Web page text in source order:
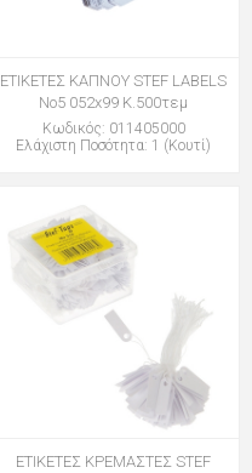
ΕΤΙΚΕΤΕΣ ΚΑΠΝΟΥ STEF LABELS
Νο5 052x99 Κ.500τεμ
Κωδικός: 011405000
Ελάχιστη Ποσότητα: 1 (Κουτί)
ΕΤΙΚΕΤΕΣ ΚΡΕΜΑΣΤΕΣ STEF